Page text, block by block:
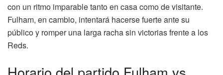
con un ritmo imparable tanto en casa como de visitante.
Fulham, en cambio, intentará hacerse fuerte ante su
público y romper una larga racha sin victorias frente a los
Reds.